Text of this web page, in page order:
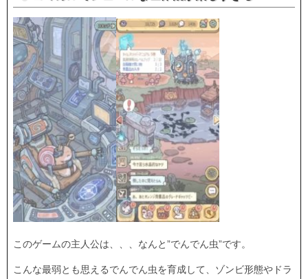
このゲームの主人公は、、、なんと”でんでん虫”です。
こんな最弱とも思えるでんでん虫を育成して、ゾンビ形態やドラ